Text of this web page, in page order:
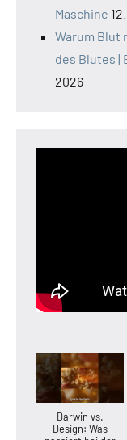
Maschine
Warum Blut
des Blutes |
2026
Darwin vs.
Design: Was